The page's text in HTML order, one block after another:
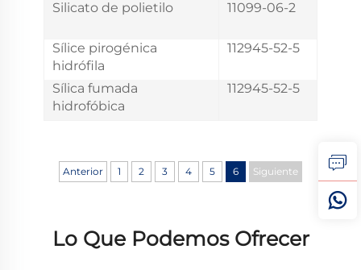
Silicato de polietilo 11099-06-2
Sílice pirogénica
hidrófila
112945-52-5
Sílica fumada
hidrofóbica
112945-52-5
Anterior 1 2 3 4 5 6 Siguiente
Lo Que Podemos Ofrecer